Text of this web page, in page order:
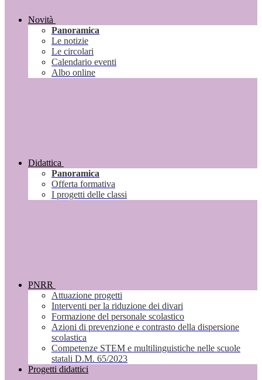
Novità
Panoramica
Le notizie
Le circolari
Calendario eventi
Albo online
Didattica
Panoramica
Offerta formativa
I progetti delle classi
PNRR
Attuazione progetti
Interventi per la riduzione dei divari
Formazione del personale scolastico
Azioni di prevenzione e contrasto della dispersione
scolastica
Competenze STEM e multilinguistiche nelle scuole
statali D.M. 65/2023
Progetti didattici